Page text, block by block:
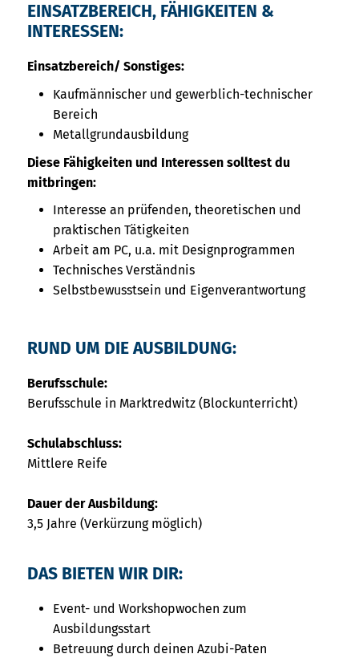
EINSATZBEREICH, FÄHIGKEITEN &
INTERESSEN:
Einsatzbereich/ Sonstiges:
Kaufmännischer und gewerblich-technischer
Bereich
Metallgrundausbildung
Diese Fähigkeiten und Interessen solltest du
mitbringen:
Interesse an prüfenden, theoretischen und
praktischen Tätigkeiten
Arbeit am PC, u.a. mit Designprogrammen
Technisches Verständnis
Selbstbewusstsein und Eigenverantwortung
RUND UM DIE AUSBILDUNG:
Berufsschule:
Berufsschule in Marktredwitz (Blockunterricht)
Schulabschluss:
Mittlere Reife
Dauer der Ausbildung:
3,5 Jahre (Verkürzung möglich)
DAS BIETEN WIR DIR:
Event- und Workshopwochen zum
Ausbildungsstart
Betreuung durch deinen Azubi-Paten